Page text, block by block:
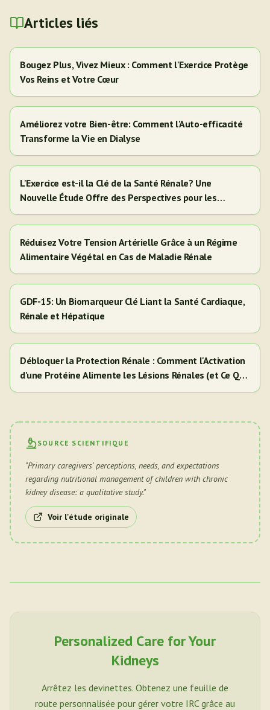
Articles liés
Bougez Plus, Vivez Mieux : Comment l'Exercice Protège
Vos Reins et Votre Cœur
Améliorez votre Bien-être: Comment l'Auto-efficacité
Transforme la Vie en Dialyse
L'Exercice est-il la Clé de la Santé Rénale? Une
Nouvelle Étude Offre des Perspectives pour les
Adultes Hispaniques/Latinos
Réduisez Votre Tension Artérielle Grâce à un Régime
Alimentaire Végétal en Cas de Maladie Rénale
GDF-15: Un Biomarqueur Clé Liant la Santé Cardiaque,
Rénale et Hépatique
Débloquer la Protection Rénale : Comment l'Activation
d'une Protéine Alimente les Lésions Rénales (et Ce Que
Cela Signifie Pour Vous)
SOURCE SCIENTIFIQUE
"Primary caregivers' perceptions, needs, and expectations
regarding nutritional management of children with chronic
kidney disease: a qualitative study."
Voir l'étude originale
Personalized Care for Your
Kidneys
Arrêtez les devinettes. Obtenez une feuille de
route personnalisée pour gérer votre IRC grâce au